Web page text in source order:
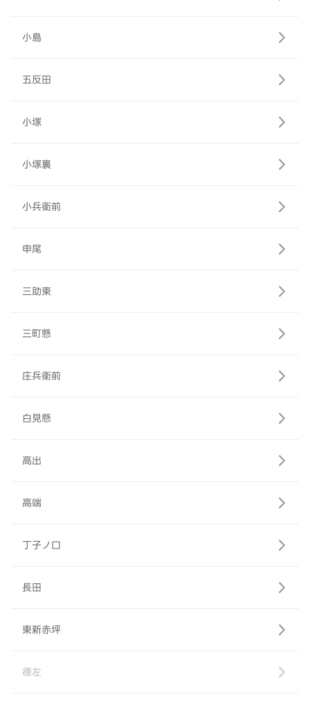
小島
五反田
小塚
小塚裏
小兵衛前
申尾
三助東
三町懸
庄兵衛前
白見懸
高出
高端
丁子ノ口
長田
東新赤坪
徳左